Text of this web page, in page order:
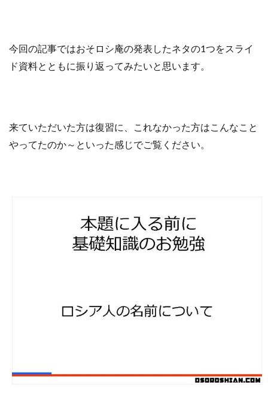
今回の記事ではおそロシ庵の発表したネタの1つをスライ
ド資料とともに振り返ってみたいと思います。
来ていただいた方は復習に、これなかった方はこんなこと
やってたのか～といった感じでご覧ください。